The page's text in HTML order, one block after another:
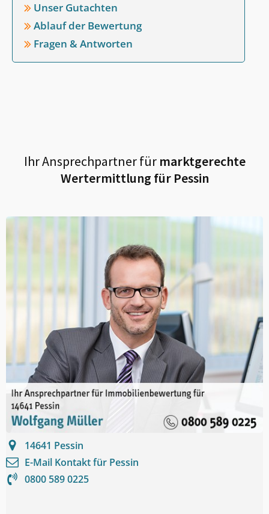
Unser Gutachten
Ablauf der Bewertung
Fragen & Antworten
Ihr Ansprechpartner fürmarktgerechte
Wertermittlung für Pessin
14641 Pessin
E-Mail Kontakt für Pessin
0800 589 0225